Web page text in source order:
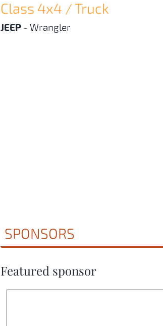
Class 4x4 / Truck
JEEP - Wrangler
SPONSORS
Featured sponsor